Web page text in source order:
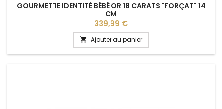
GOURMETTE IDENTITÉ BÉBÉ OR 18 CARATS "FORÇAT" 14
CM
Prix
339,99 €
 Ajouter au panier